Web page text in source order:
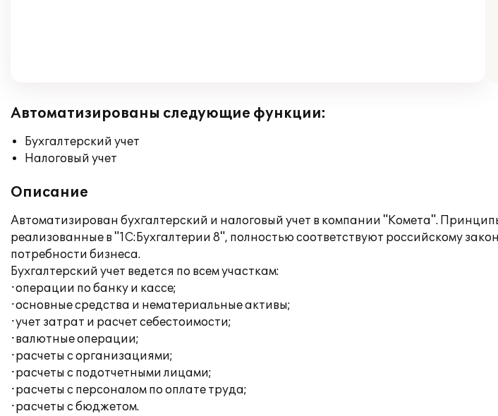
Автоматизированы следующие функции:
Бухгалтерский учет
Налоговый учет
Описание
Автоматизирован бухгалтерский и налоговый учет в компании "Комета".
реализованные в "1С:Бухгалтерии 8", полностью соответствуют российскому
потребности бизнеса.
Бухгалтерский учет ведется по всем участкам:
·операции по банку и кассе;
·основные средства и нематериальные активы;
·учет затрат и расчет себестоимости;
·валютные операции;
·расчеты с организациями;
·расчеты с подотчетными лицами;
·расчеты с персоналом по оплате труда;
·расчеты с бюджетом.